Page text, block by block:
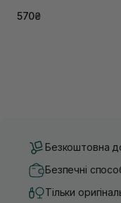
570₴
Безкоштовна
Безпечні
Тільки